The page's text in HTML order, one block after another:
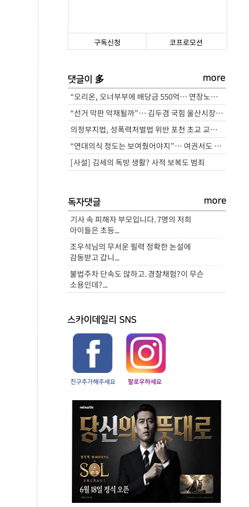
구독신청 코프로모션
댓글이 多 more
“오리온, 오너부부에 배당금 550억… 연장노동엔 수당 미지급”
“선거 막판 악재될까”… 김두겸 국힘 울산시장 후보 ‘기자 폭행’ 논란
의정부지법, 성폭력처벌법 위반 포천 초교 교사 실형 선고
“연대의식 정도는 보여줬어야지”… 여권서도 ‘삼전노조 파업 예고’ 비판
[사설] 김세의 독방 생활? 사적 보복도 범죄
독자댓글 more
기사 속 피해자 부모입니다. 7명의 저희
아이들은 초등...
조우석님의 무서운 필력 정확한 논설에
감동받고 갑니...
불법주차 단속도 않하고. 경찰채험?이 무슨
소용인데?...
스카이데일리 SNS
친구추가해주세요 팔로우하세요